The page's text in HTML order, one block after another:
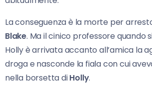
La conseguenza è la morte per
Blake. Ma il cinico professore quando
Holly è arrivata accanto all’amica la
droga e nasconde la fiala con cui
nella borsetta diHolly.